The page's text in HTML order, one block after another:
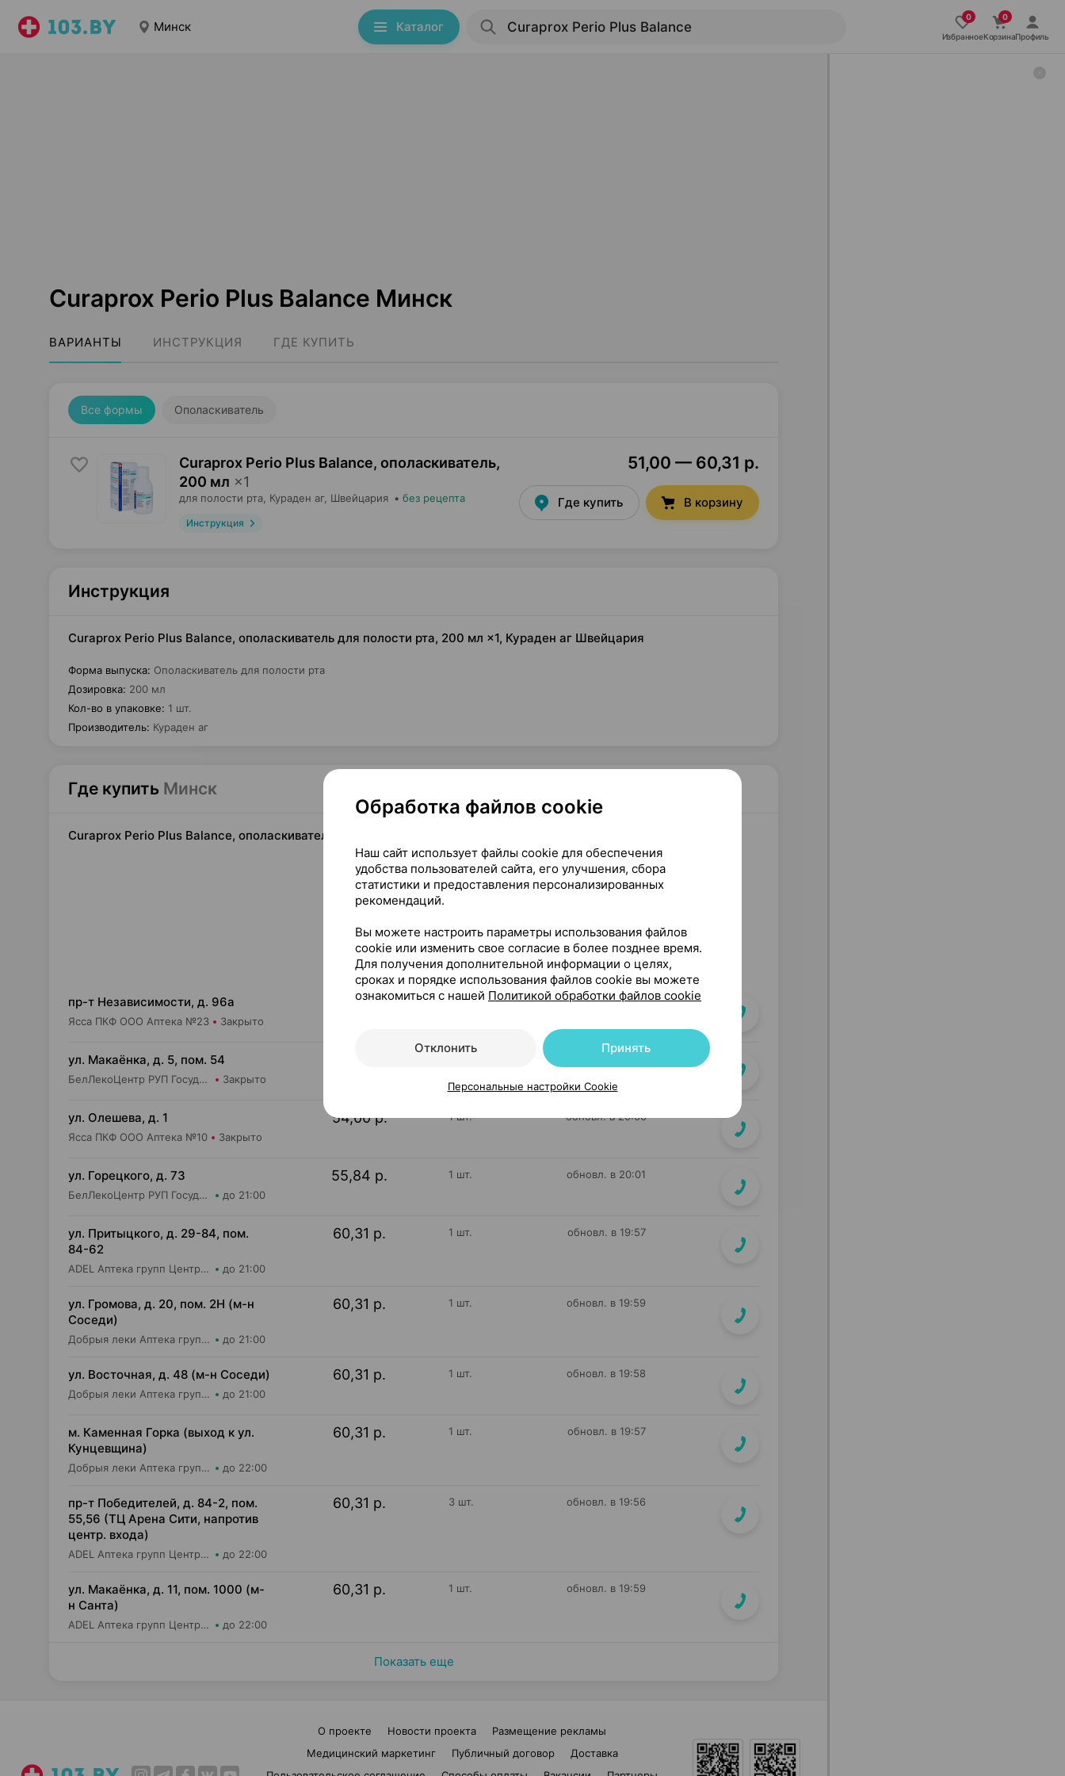
Минск Каталог
ИзбранноеКорзинаПрофиль
Curaprox Perio Plus Balance Минск
ВАРИАНТЫ ИНСТРУКЦИЯ ГДЕ КУПИТЬ
Все формы Ополаскиватель
Curaprox Perio Plus Balance, ополаскиватель,
200 мл ×1
для полости рта, Кураден аг, Швейцария • без рецепта
Инструкция
51,00 — 60,31 р.
Где купить В корзину
Инструкция
Curaprox Perio Plus Balance, ополаскиватель для полости рта, 200 мл ×1, Кураден аг Швейцария
Форма выпуска: Ополаскиватель для полости рта
Дозировка: 200 мл
Кол-во в упаковке: 1 шт.
Производитель: Кураден аг
Где купить Минск
Curaprox Perio Plus Balance, ополаскиватель для полости рта, 200 мл ×1, Кураден аг Швейцария
пр-т Независимости, д. 96а
Ясса ПКФ ООО Аптека №23 Закрыто
51,00 р. 1 шт. обновл. в 20:00
ул. Макаёнка, д. 5, пом. 54
БелЛекоЦентр РУП Государственная аптека №33 Закрыто
обновл. в 20:04
ул. Олешева, д. 1
Ясса ПКФ ООО Аптека №10 Закрыто
54,00 р. 1 шт. обновл. в 20:00
ул. Горецкого, д. 73
БелЛекоЦентр РУП Государственная аптека №8 до 21:00
55,84 р. 1 шт. обновл. в 20:01
ул. Притыцкого, д. 29-84, пом.
84-62
ADEL Аптека групп Центр ООО Аптека №110 до 21:00
60,31 р. 1 шт. обновл. в 19:57
ул. Громова, д. 20, пом. 2Н (м-н
Соседи)
Добрыя леки Аптека групп Центр ООО Аптека №76 до 21:00
60,31 р. 1 шт. обновл. в 19:59
ул. Восточная, д. 48 (м-н Соседи)
Добрыя леки Аптека групп Центр ООО Аптека №45 до 21:00
60,31 р. 1 шт. обновл. в 19:58
м. Каменная Горка (выход к ул.
Кунцевщина)
Добрыя леки Аптека групп Центр ООО Аптека №13 до 22:00
60,31 р. 1 шт. обновл. в 19:57
пр-т Победителей, д. 84-2, пом.
55,56 (ТЦ Арена Сити, напротив
центр. входа)
ADEL Аптека групп Центр ООО Аптека №105 до 22:00
60,31 р. 3 шт. обновл. в 19:56
ул. Макаёнка, д. 11, пом. 1000 (м-
н Санта)
ADEL Аптека групп Центр ООО Аптека №71 до 22:00
60,31 р. 1 шт. обновл. в 19:59
Показать еще
О проекте Новости проекта
Размещение рекламы
Медицинский маркетинг
Публичный договор
Доставка
Обработка файлов cookie
Наш сайт использует файлы cookie для обеспечения
удобства пользователей сайта, его улучшения, сбора
статистики и предоставления персонализированных
рекомендаций.
Вы можете настроить параметры использования файлов
cookie или изменить свое согласие в более позднее время.
Для получения дополнительной информации о целях,
сроках и порядке использования файлов cookie вы можете
ознакомиться с нашей Политикой обработки файлов cookie
Отклонить Принять
Персональные настройки Cookie